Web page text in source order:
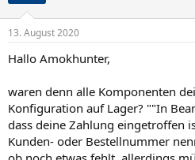
13. August 2020
Hallo Amokhunter,
waren denn alle Komponenten
Konfiguration auf Lager? ""In
dass deine Zahlung eingetroffen
Kunden- oder Bestellnummer